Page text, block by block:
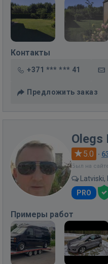
Контакты
+371 *** *** 41
Предложить заказ
Olegs
5.0 ·
Был на
PRO
Примеры работ